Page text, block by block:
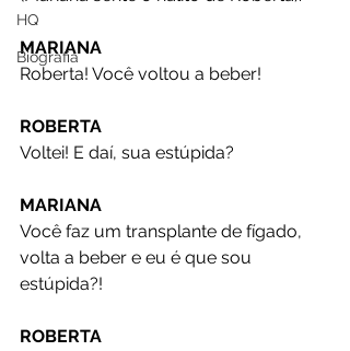
HQ
Biografia
MARIANA
Roberta! Você voltou a beber!
ROBERTA
Voltei! E daí, sua estúpida?
MARIANA
Você faz um transplante de fígado,
volta a beber e eu é que sou
estúpida?!
ROBERTA